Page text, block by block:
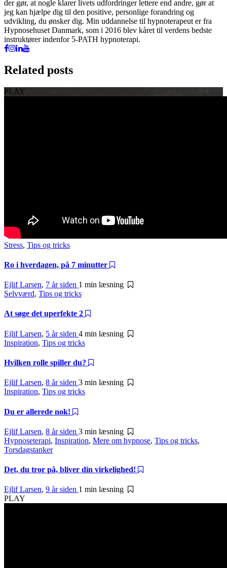
der gør, at nogle klarer livets udfordringer lettere end andre, gør at
jeg kan hjælpe dig til den positive, personlige forandring og
udvikling, du ønsker dig. Min uddannelse til hypnoterapeut er fra
Hypnosehuset Danmark, som i 2016 blev kåret til verdens bedste
instruktører indenfor 5-PATH hypnoterapi.
Related posts
PLAY
Stress, Tips og tricks
Ro i hverdagen, på 7 minutter
Ejlif Larsen, 7 år siden 1 min læsning
Selvværd, Tips og tricks
At søge det uperfekte 2
Ejlif Larsen, 5 år siden 4 min læsning
Inspiration, Tips og tricks
Hvilken rolle spiller du?
Ejlif Larsen, 8 år siden 3 min læsning
Inspiration, Tips og tricks
Du er allerede nok!
Ejlif Larsen, 8 år siden 3 min læsning
Hypnoseterapi, Inspiration, Mere om hypnose, Tips og tricks,
Torsdagstanker
Det, du tror på, bliver din virkelighed!
Ejlif Larsen, 9 år siden 1 min læsning
PLAY